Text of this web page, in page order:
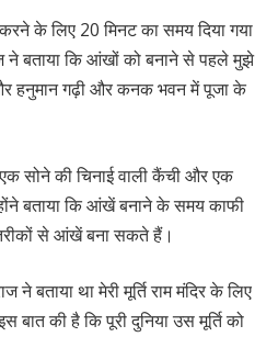
के लिए 20 मिनट का समय दिया गया
बताया कि आंखों को बनाने से पहले मुझे
हनुमान गढ़ी और कनक भवन में पूजा के
सोने की चिनाई वाली कैंची और एक
बताया कि आंखें बनाने के समय काफी
से आंखें बना सकते हैं।
बताया था मेरी मूर्ति राम मंदिर के लिए
बात की है कि पूरी दुनिया उस मूर्ति को